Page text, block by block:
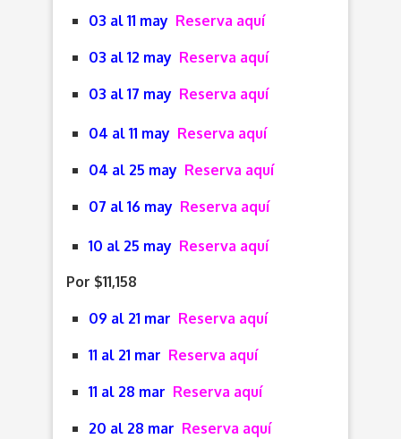
03 al 11 may Reserva aquí
03 al 12 may Reserva aquí
03 al 17 may Reserva aquí
04 al 11 may Reserva aquí
04 al 25 may Reserva aquí
07 al 16 may Reserva aquí
10 al 25 may Reserva aquí
Por $11,158
09 al 21 mar Reserva aquí
11 al 21 mar Reserva aquí
11 al 28 mar Reserva aquí
20 al 28 mar Reserva aquí